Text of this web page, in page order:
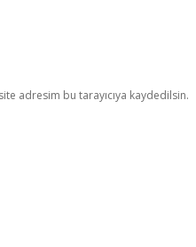
adresim bu tarayıcıya kaydedilsin.